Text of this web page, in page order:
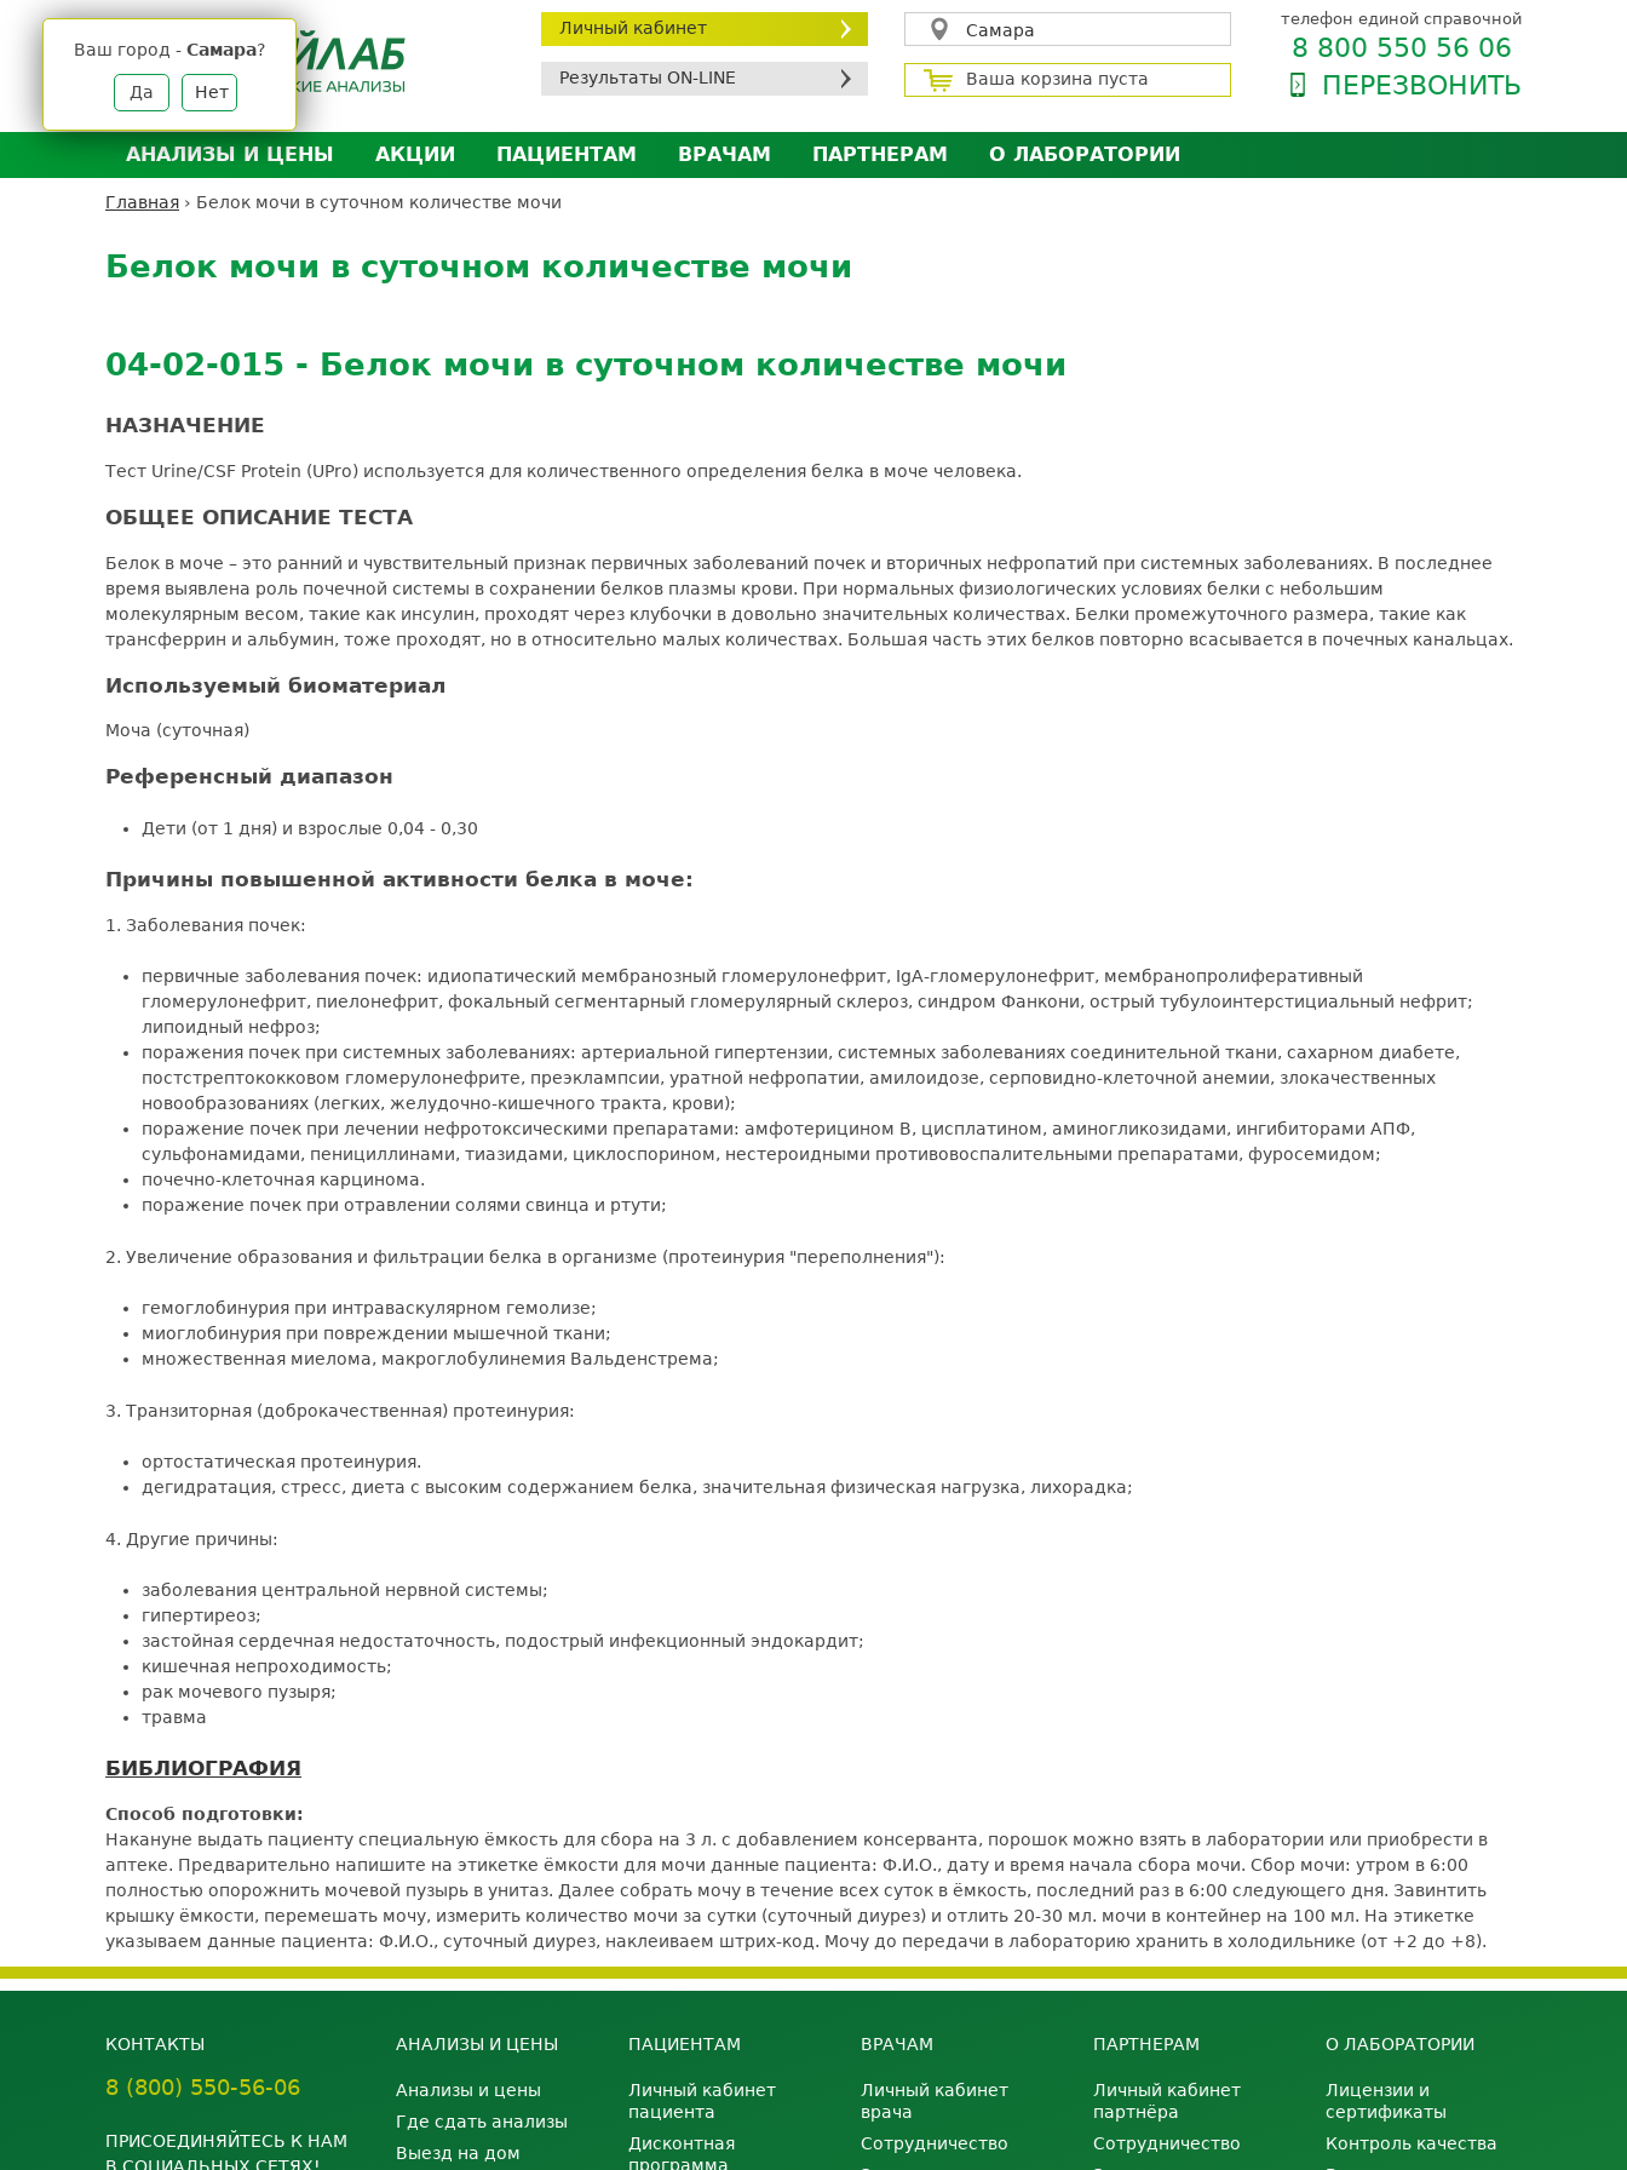
Личный кабинет
Результаты ON-LINE
Самара
Ваш город - Самара?
Да Нет
Ваша корзина пуста
телефон единой справочной
8 800 550 56 06
ПЕРЕЗВОНИТЬ
АНАЛИЗЫ И ЦЕНЫ
Анализы и цены
Выезд на дом
Расшифровка анализов
АКЦИИ
ПАЦИЕНТАМ
Личный кабинет пациента
ДМС
ВРАЧАМ
Экскурсия в лабораторию
ПАРТНЕРАМ
Экскурсия в лабораторию
О ЛАБОРАТОРИИ
Главная › Белок мочи в суточном количестве мочи
to
top
Белок мочи в суточном количестве мочи
04-02-015 - Белок мочи в суточном количестве мочи
НАЗНАЧЕНИЕ
Тест Urine/CSF Protein (UPro) используется для количественного определения белка в моче человека.
ОБЩЕЕ ОПИСАНИЕ ТЕСТА
Белок в моче – это ранний и чувствительный признак первичных заболеваний почек и вторичных нефропатий при системных заболеваниях. В последнее
время выявлена роль почечной системы в сохранении белков плазмы крови. При нормальных физиологических условиях белки с небольшим
молекулярным весом, такие как инсулин, проходят через клубочки в довольно значительных количествах. Белки промежуточного размера, такие как
трансферрин и альбумин, тоже проходят, но в относительно малых количествах. Большая часть этих белков повторно всасывается в почечных канальцах.
Используемый биоматериал
Моча (суточная)
Референсный диапазон
Дети (от 1 дня) и взрослые 0,04 - 0,30
Причины повышенной активности белка в моче:
1. Заболевания почек:
первичные заболевания почек: идиопатический мембранозный гломерулонефрит, IgA-гломерулонефрит, мембранопролиферативный
гломерулонефрит, пиелонефрит, фокальный сегментарный гломерулярный склероз, синдром Фанкони, острый тубулоинтерстициальный нефрит;
липоидный нефроз;
поражения почек при системных заболеваниях: артериальной гипертензии, системных заболеваниях соединительной ткани, сахарном диабете,
постстрептококковом гломерулонефрите, преэклампсии, уратной нефропатии, амилоидозе, серповидно-клеточной анемии, злокачественных
новообразованиях (легких, желудочно-кишечного тракта, крови);
поражение почек при лечении нефротоксическими препаратами: амфотерицином В, цисплатином, аминогликозидами, ингибиторами АПФ,
сульфонамидами, пенициллинами, тиазидами, циклоспорином, нестероидными противовоспалительными препаратами, фуросемидом;
почечно-клеточная карцинома.
поражение почек при отравлении солями свинца и ртути;
2. Увеличение образования и фильтрации белка в организме (протеинурия "переполнения"):
гемоглобинурия при интраваскулярном гемолизе;
миоглобинурия при повреждении мышечной ткани;
множественная миелома, макроглобулинемия Вальденстрема;
3. Транзиторная (доброкачественная) протеинурия:
ортостатическая протеинурия.
дегидратация, стресс, диета с высоким содержанием белка, значительная физическая нагрузка, лихорадка;
4. Другие причины:
заболевания центральной нервной системы;
гипертиреоз;
застойная сердечная недостаточность, подострый инфекционный эндокардит;
кишечная непроходимость;
рак мочевого пузыря;
травма
БИБЛИОГРАФИЯ
Способ подготовки:
Накануне выдать пациенту специальную ёмкость для сбора на 3 л. с добавлением консерванта, порошок можно взять в лаборатории или приобрести в
аптеке. Предварительно напишите на этикетке ёмкости для мочи данные пациента: Ф.И.О., дату и время начала сбора мочи. Сбор мочи: утром в 6:00
полностью опорожнить мочевой пузырь в унитаз. Далее собрать мочу в течение всех суток в ёмкость, последний раз в 6:00 следующего дня. Завинтить
крышку ёмкости, перемешать мочу, измерить количество мочи за сутки (суточный диурез) и отлить 20-30 мл. мочи в контейнер на 100 мл. На этикетке
указываем данные пациента: Ф.И.О., суточный диурез, наклеиваем штрих-код. Мочу до передачи в лабораторию хранить в холодильнике (от +2 до +8).
КОНТАКТЫ
8 (800) 550-56-06
ПРИСОЕДИНЯЙТЕСЬ К НАМ
АНАЛИЗЫ И ЦЕНЫ
Анализы и цены
Где сдать анализы
Выезд на дом
ПАЦИЕНТАМ
Личный кабинет
пациента
Дисконтная
программа
ВРАЧАМ
Личный кабинет
врача
Сотрудничество
ПАРТНЕРАМ
Личный кабинет
партнёра
Сотрудничество
О ЛАБОРАТОРИИ
Лицензии и
сертификаты
Контроль качества